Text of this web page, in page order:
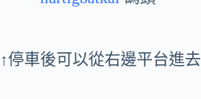
↑停車後可以從右邊平台進去